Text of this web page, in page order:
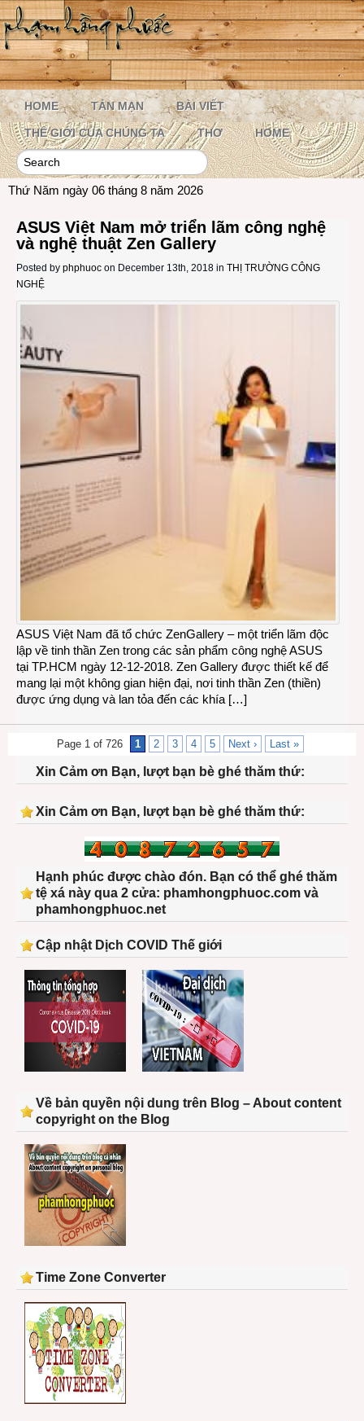
HOME TẢN MẠN BÀI VIẾT
THẾ GIỚI CỦA CHÚNG TA THƠ HOME
Thứ Năm ngày 06 tháng 8 năm 2026
ASUS Việt Nam mở triển lãm công nghệ
và nghệ thuật Zen Gallery
Posted by phphuoc on December 13th, 2018 in THỊ TRƯỜNG CÔNG
NGHỆ
ASUS Việt Nam đã tổ chức ZenGallery – một triển lãm độc
lập về tinh thần Zen trong các sản phẩm công nghệ ASUS
tại TP.HCM ngày 12-12-2018. Zen Gallery được thiết kế để
mang lại một không gian hiện đại, nơi tinh thần Zen (thiền)
được ứng dụng và lan tỏa đến các khía […]
Page 1 of 726 1 2 3 4 5 Next › Last »
Xin Cảm ơn Bạn, lượt bạn bè ghé thăm thứ:
Xin Cảm ơn Bạn, lượt bạn bè ghé thăm thứ:
Hạnh phúc được chào đón. Bạn có thể ghé thăm
tệ xá này qua 2 cửa: phamhongphuoc.com và
phamhongphuoc.net
Cập nhật Dịch COVID Thế giới
Về bản quyền nội dung trên Blog – About content
copyright on the Blog
Time Zone Converter